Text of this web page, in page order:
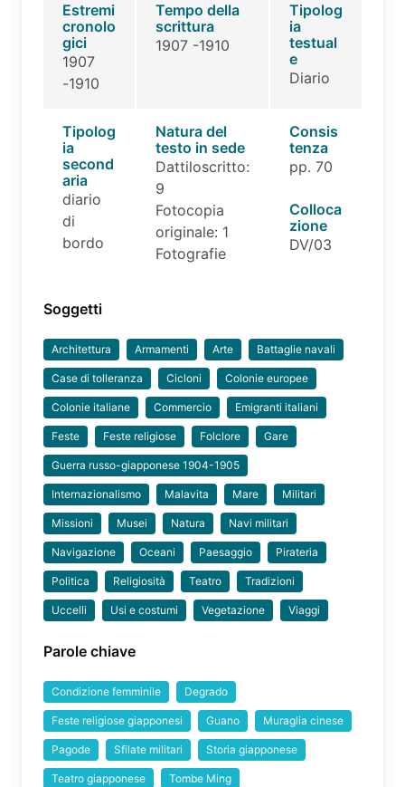
Estremi
cronolo
gici
1907
-1910
Tempo della
scrittura
1907 -1910
Tipolog
ia
testual
e
Diario
Tipolog
ia
second
aria
diario
di
bordo
Natura del
testo in sede
Dattiloscritto:
9
Fotocopia
originale: 1
Fotografie
Consis
tenza
pp. 70
Colloca
zione
DV/03
Soggetti
Architettura Armamenti Arte Battaglie navali
Case di tolleranza Cicloni Colonie europee
Colonie italiane Commercio Emigranti italiani
Feste Feste religiose Folclore Gare
Guerra russo-giapponese 1904-1905
Internazionalismo Malavita Mare Militari
Missioni Musei Natura Navi militari
Navigazione Oceani Paesaggio Pirateria
Politica Religiosità Teatro Tradizioni
Uccelli Usi e costumi Vegetazione Viaggi
Parole chiave
Condizione femminile Degrado
Feste religiose giapponesi Guano Muraglia cinese
Pagode Sfilate militari Storia giapponese
Teatro giapponese Tombe Ming